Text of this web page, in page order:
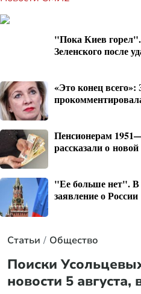
"Пока Киев
Зеленского после
«Это конец всего»:
Пенсионерам
рассказали о
"Ее больше нет".
заявление о России
Статьи Общество
Поиски
новости 5